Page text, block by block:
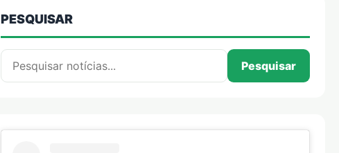
PESQUISAR
Pesquisar por:
Pesquisar